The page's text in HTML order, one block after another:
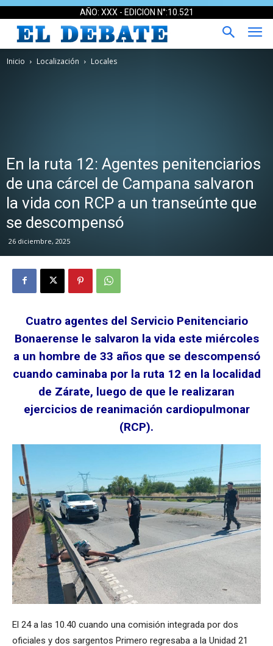
AÑO: XXX - EDICION N°:10.521
Inicio Localización Locales
En la ruta 12: Agentes penitenciarios
de una cárcel de Campana salvaron
la vida con RCP a un transeúnte que
se descompensó
26 diciembre, 2025
Cuatro agentes del Servicio Penitenciario
Bonaerense le salvaron la vida este miércoles
a un hombre de 33 años que se descompensó
cuando caminaba por la ruta 12 en la localidad
de Zárate, luego de que le realizaran
ejercicios de reanimación cardiopulmonar
(RCP).
El 24 a las 10.40 cuando una comisión integrada por dos
oficiales y dos sargentos Primero regresaba a la Unidad 21